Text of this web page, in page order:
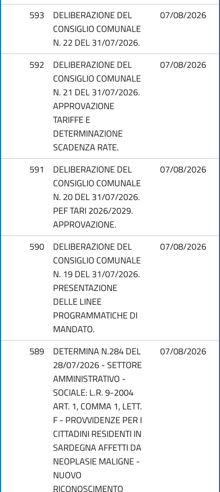
593
DELIBERAZIONE DEL
CONSIGLIO COMUNALE
N. 22 DEL 31/07/2026.
07/08/2026
592
DELIBERAZIONE DEL
CONSIGLIO COMUNALE
N. 21 DEL 31/07/2026.
APPROVAZIONE
TARIFFE E
DETERMINAZIONE
SCADENZA RATE.
07/08/2026
591
DELIBERAZIONE DEL
CONSIGLIO COMUNALE
N. 20 DEL 31/07/2026.
PEF TARI 2026/2029.
APPROVAZIONE.
07/08/2026
590
DELIBERAZIONE DEL
CONSIGLIO COMUNALE
N. 19 DEL 31/07/2026.
PRESENTAZIONE
DELLE LINEE
PROGRAMMATICHE DI
MANDATO.
07/08/2026
589
DETERMINA N.284 DEL
28/07/2026 - SETTORE
AMMINISTRATIVO -
SOCIALE: L.R. 9-2004
ART. 1, COMMA 1, LETT.
F - PROVVIDENZE PER I
CITTADINI RESIDENTI IN
SARDEGNA AFFETTI DA
NEOPLASIE MALIGNE -
NUOVO
RICONOSCIMENTO
07/08/2026